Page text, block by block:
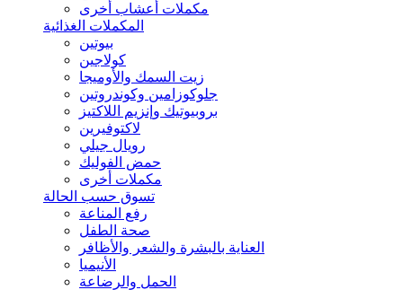
مكملات أعشاب أخرى
المكملات الغذائية
بيوتين
كولاجين
زيت السمك والأوميجا
جلوكوزامين وكوندروتين
بروبيوتيك وإنزيم اللاكتيز
لاكتوفيرين
رويال جيلي
حمض الفوليك
مكملات أخرى
تسوق حسب الحالة
رفع المناعة
صحة الطفل
العناية بالبشرة والشعر والأظافر
الأنيميا
الحمل والرضاعة